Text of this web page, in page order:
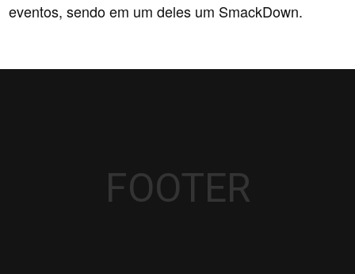
eventos, sendo em um deles um SmackDown.
FOOTER